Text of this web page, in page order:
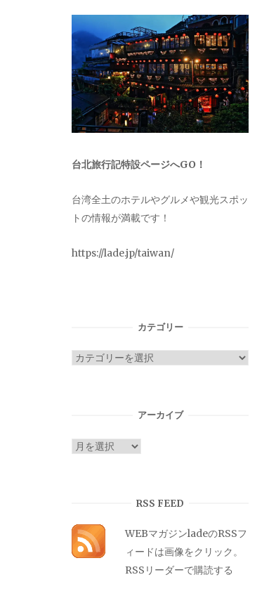
台北旅行記特設ページへGO！
台湾全土のホテルやグルメや観光スポッ
トの情報が満載です！
https://lade.jp/taiwan/
カテゴリー
カ
アーカイブ
ア
RSS FEED
WEBマガジンladeのRSSフ
ィードは画像をクリック。
RSSリーダーで購読する